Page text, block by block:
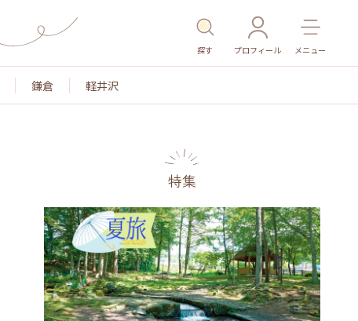
探す プロフィール メニュー
鎌倉 軽井沢
名所・旧跡 温泉・スパ その他施設 ごはん
特集